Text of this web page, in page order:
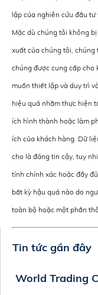
lập của nghiên cứu đầu
Mặc dù chúng tôi không
xuất của chúng tôi,
chúng được cung cấp cho
muốn thiết lập và duy trì
hiệu quả nhằm thực hiện
ích hình thành hoặc làm
ích của khách hàng. Dữ
cho là đáng tin cậy, tuy
tính chính xác hoặc đầy
bất kỳ hậu quả nào do
toàn bộ hoặc một phần
Tin tức gần đây
World Trading